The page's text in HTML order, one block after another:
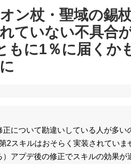
ン杖・聖域の錫
ていない不具合
もに1％に届くか
について勘違いしている人が多い
2スキルはおそらく実装されていま
アプデ後の修正でスキルの効果が